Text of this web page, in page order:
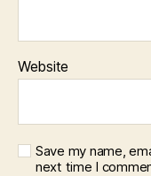
Website
Save my name,
next time I